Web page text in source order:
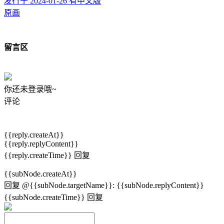
原画
留言区
你还未登录哦~
评论
{{reply.createAt}}
{{reply.replyContent}}
{{reply.createTime}} 回复
{{subNode.createAt}}
回复 @{{subNode.targetName}}: {{subNode.replyContent}}
{{subNode.createTime}} 回复